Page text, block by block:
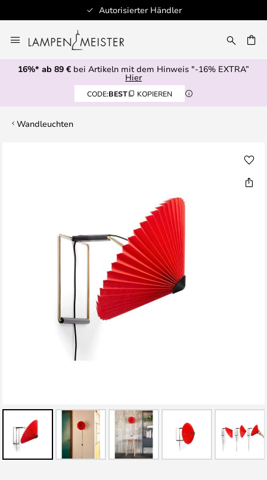
Autorisierter Händler
Inhalt
springen
16%* ab 89 € bei Artikeln mit dem Hinweis "-16% EXTRA”
Hier
CODE:BEST KOPIEREN
Wandleuchten